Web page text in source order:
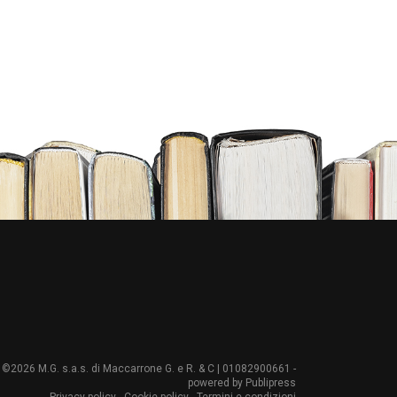
©2026 M.G. s.a.s. di Maccarrone G. e R. & C | 01082900661 -
powered by Publipress